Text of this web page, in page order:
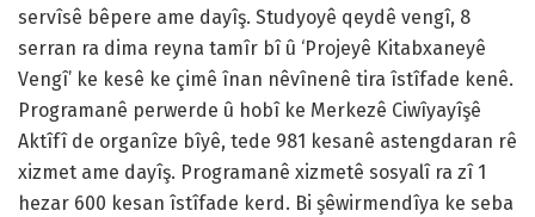
servîsê bêpere ame dayîş. Studyoyê qeydê vengî, 8
serran ra dima reyna tamîr bî û ‘Projeyê Kitabxaneyê
Vengî’ ke kesê ke çimê înan nêvînenê tira îstîfade kenê.
Programanê perwerde û hobî ke Merkezê Ciwîyayîşê
Aktîfî de organîze bîyê, tede 981 kesanê astengdaran rê
xizmet ame dayîş. Programanê xizmetê sosyalî ra zî 1
hezar 600 kesan îstîfade kerd. Bi şêwirmendîya ke seba